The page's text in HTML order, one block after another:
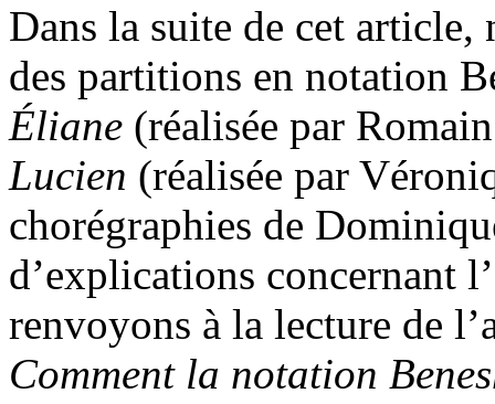
Dans la suite de cet article,
des partitions en notation
Éliane (réalisée par
Lucien (réalisée par
chorégraphies de
d’explications concernant
renvoyons à la lecture de
Comment la notation